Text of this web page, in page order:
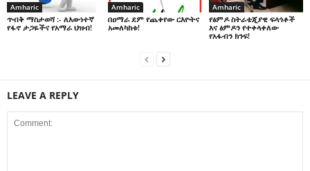
Amharic
ጥብቅ ማስታወሻ :- ለእውነተኛ
የፋኖ ታጋዬችና የአማራ ህዝብ!
Amharic
በዐማራ ደም የጨቀየው ርእዮትና
አመለካከቱ!
Amharic
የፅምዶ ስትራቴጂያዊ ፍላጎቶች
እና ፅምዶን የተቀላቀለው
የአፋብን ክንፍ!
LEAVE A REPLY